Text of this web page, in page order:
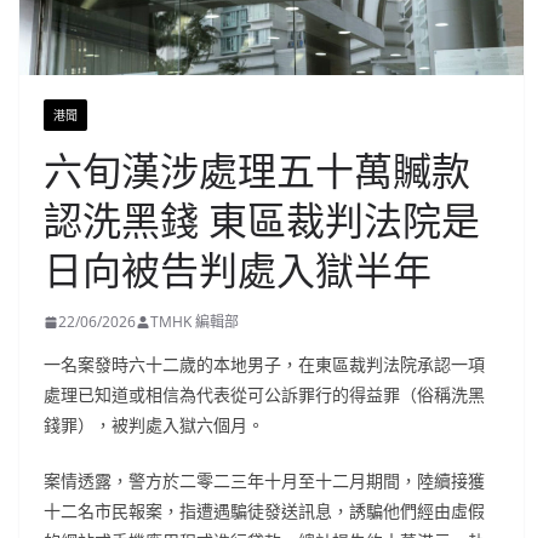
港聞
六旬漢涉處理五十萬贓款
認洗黑錢 東區裁判法院是
日向被告判處入獄半年
22/06/2026 TMHK 編輯部
一名案發時六十二歲的本地男子，在東區裁判法院承認一項
處理已知道或相信為代表從可公訴罪行的得益罪（俗稱洗黑
錢罪），被判處入獄六個月。
案情透露，警方於二零二三年十月至十二月期間，陸續接獲
十二名市民報案，指遭遇騙徒發送訊息，誘騙他們經由虛假